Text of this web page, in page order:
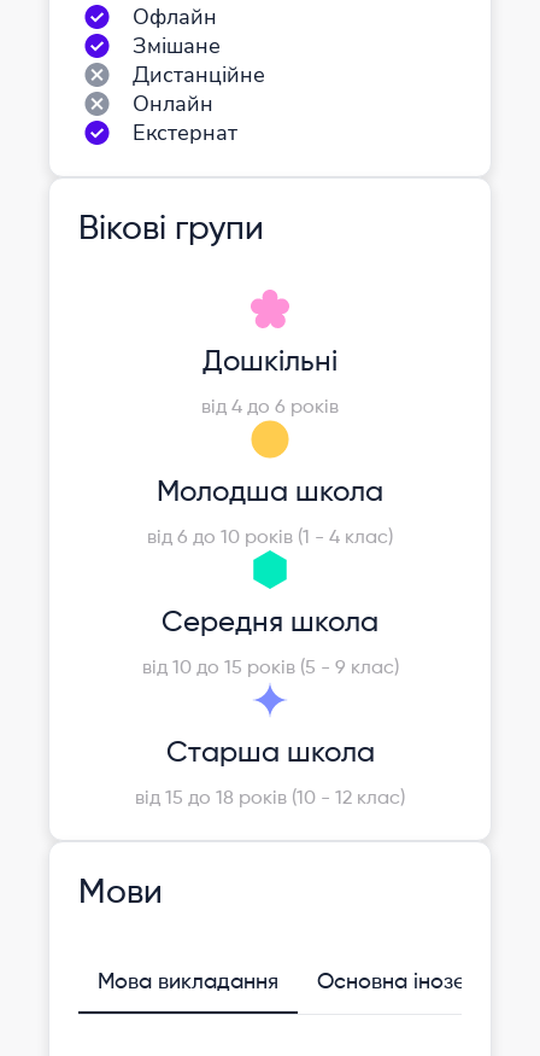
Офлайн
Змішане
Дистанційне
Онлайн
Екстернат
Вікові групи
Дошкільні
від 4 до 6 років
Молодша школа
від 6 до 10 років (1 - 4 клас)
Середня школа
від 10 до 15 років (5 - 9 клас)
Старша школа
від 15 до 18 років (10 - 12 клас)
Мови
Мова викладання Основна іноземна